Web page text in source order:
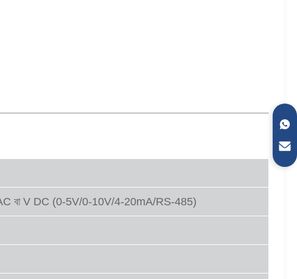
বা V DC (0-5V/0-10V/4-20mA/RS-485)